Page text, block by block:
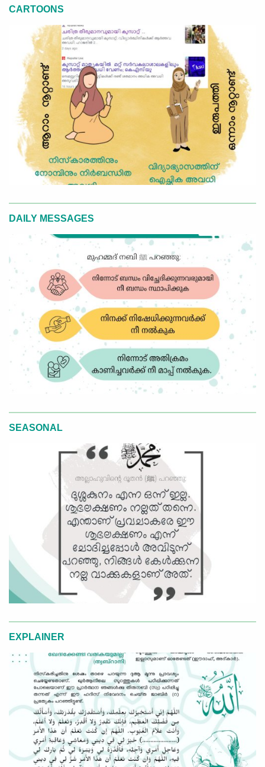
CARTOONS
DAILY MESSAGES
SEASONAL
EXPLAINER